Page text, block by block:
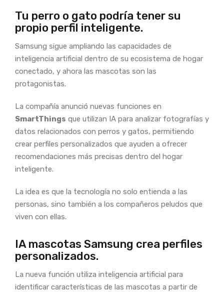
Tu perro o gato podría tener su
propio perfil inteligente.
Samsung sigue ampliando las capacidades de
inteligencia artificial dentro de su ecosistema de hogar
conectado, y ahora las mascotas son las
protagonistas.
La compañía anunció nuevas funciones en
SmartThings que utilizan IA para analizar fotografías y
datos relacionados con perros y gatos, permitiendo
crear perfiles personalizados que ayuden a ofrecer
recomendaciones más precisas dentro del hogar
inteligente.
La idea es que la tecnología no solo entienda a las
personas, sino también a los compañeros peludos que
viven con ellas.
IA mascotas Samsung crea perfiles
personalizados.
La nueva función utiliza inteligencia artificial para
identificar características de las mascotas a partir de